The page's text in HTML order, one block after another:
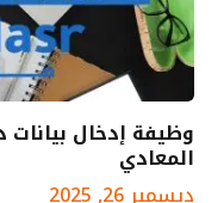
وظيفة إدخال
المعادي
ديسمبر 26, 2025